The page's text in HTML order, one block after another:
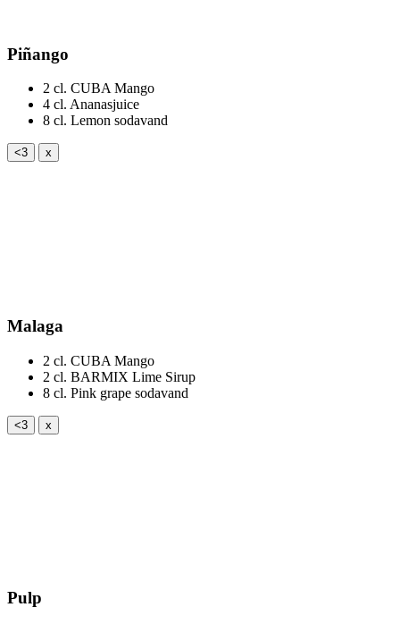
Piñango
2 cl. CUBA Mango
4 cl. Ananasjuice
8 cl. Lemon sodavand
<3 x
Malaga
2 cl. CUBA Mango
2 cl. BARMIX Lime Sirup
8 cl. Pink grape sodavand
<3 x
Pulp